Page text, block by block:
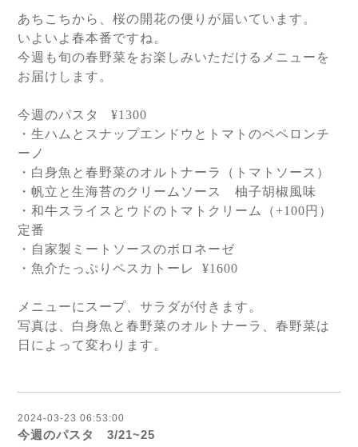
あちこちから、桜の開花の便りが届いています。
いよいよ春本番ですね。
今週も旬の春野菜をお楽しみいただけるメニューを
お届けします。
今週のパスタ
¥1300
・生ハムとスナップエンドウとトマトのペペロンチ
ーノ
・白身魚と春野菜のオルトナーラ（トマトソース）
・帆立と生海苔のクリームソース 柚子胡椒風味
・和牛スライスとウドのトマトクリーム（+100 円）
定番
・自家製ミートソースのボロネーゼ
・魚介たっぷりペスカトーレ
¥1600
メニューにスープ、サラダが付きます。
写真は、白身魚と春野菜のオルトナーラ、春野菜は
日によって変わります。
2024-03-23 06:53:00
今週のパスタ 3/21~25